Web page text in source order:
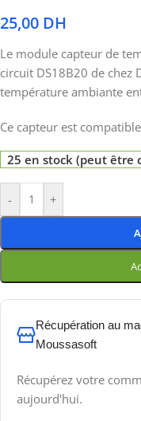
25,00 DH
Le module capteur de
circuit DS18B20 de chez
température ambiante
Ce capteur est
25 en stock (peut être
- +
Récupération au
Moussasoft
Récupérez votre
aujourd'hui.